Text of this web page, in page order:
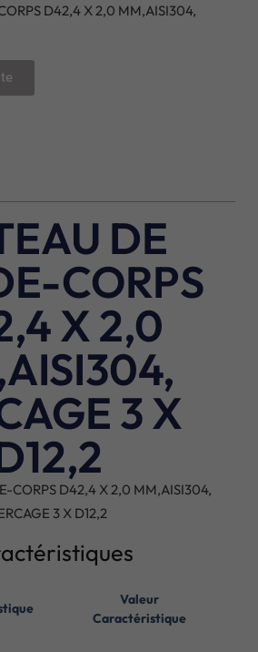
D42,4 X 2,0 MM,AISI304,
DE
CORPS
X 2,0
3 X
CORPS D42,4 X 2,0 MM,AISI304,
3 X D12,2
Valeur
Caractéristique